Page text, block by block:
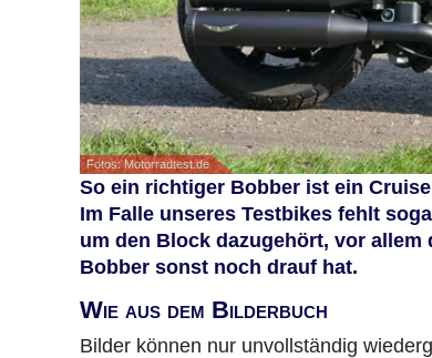
Fotos: Motorradtest.de
So ein richtiger Bobber ist ein
Im Falle unseres Testbikes fehlt
um den Block dazugehört, vor
Bobber sonst noch drauf hat.
Wie aus dem Bilderbuch
Bilder können nur unvollständig